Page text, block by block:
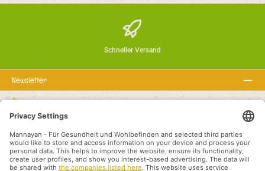
Schneller Versand
Newsletter
Über uns
Rechtstexte
Service-Hotline
Empfohlene Links